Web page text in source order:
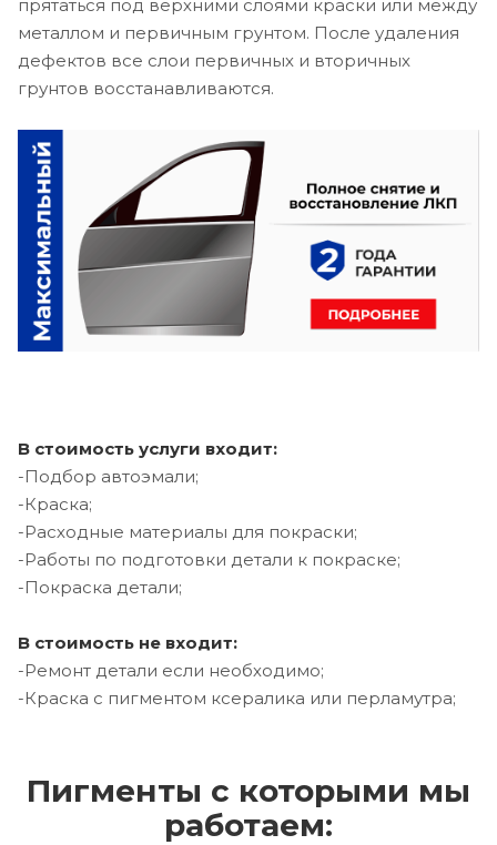
прятаться под верхними слоями краски или между
металлом и первичным грунтом. После удаления
дефектов все слои первичных и вторичных
грунтов восстанавливаются.
В стоимость услуги входит:
-Подбор автоэмали;
-Краска;
-Расходные материалы для покраски;
-Работы по подготовки детали к покраске;
-Покраска детали;
В стоимость не входит:
-Ремонт детали если необходимо;
-Краска с пигментом ксералика или перламутра;
Пигменты с которыми мы
работаем: